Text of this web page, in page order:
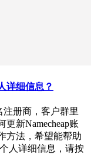
详细信息？
注册商，客户群里
新Namecheap账
方法，希望能帮助
人详细信息，请按